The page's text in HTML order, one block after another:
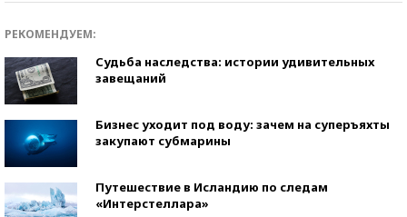
РЕКОМЕНДУЕМ:
Судьба наследства: истории удивительных
завещаний
Бизнес уходит под воду: зачем на суперъяхты
закупают субмарины
Путешествие в Исландию по следам
«Интерстеллара»